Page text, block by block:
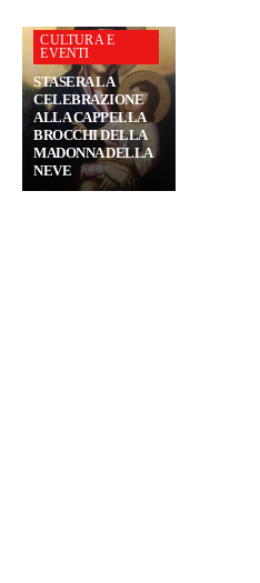
CULTURA E
EVENTI
STASERA LA
CELEBRAZIONE
ALLA CAPPELLA
BROCCHI DELLA
MADONNA DELLA
NEVE